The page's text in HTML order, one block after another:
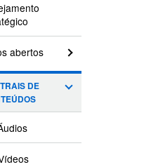
abertos
DE